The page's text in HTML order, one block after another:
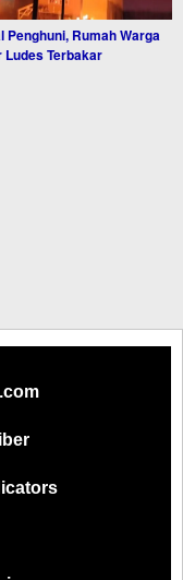
Penghuni, Rumah Warga
Ludes Terbakar